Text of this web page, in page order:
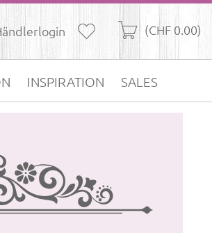
(CHF 0.00)
INSPIRATION SALES